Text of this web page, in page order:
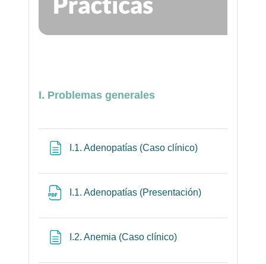
I. Problemas generales
I.1. Adenopatías (Caso clínico)Página
I.1. Adenopatías (Presentación)
I.2. Anemia (Caso clínico)Página